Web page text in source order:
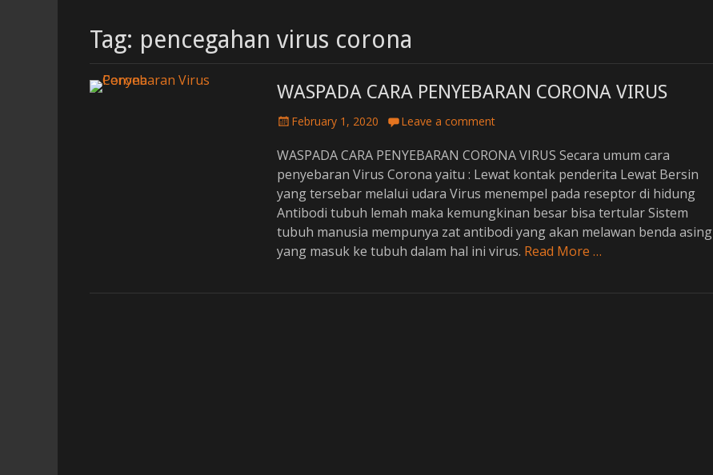
Tag: pencegahan virus corona
WASPADA CARA PENYEBARAN CORONA VIRUS
P
s
t
e
d
o
n
February 1, 2020 Leave a comment
WASPADA CARA PENYEBARAN CORONA VIRUS Secara umum cara
penyebaran Virus Corona yaitu : Lewat kontak penderita Lewat Bersin
yang tersebar melalui udara Virus menempel pada reseptor di hidung
Antibodi tubuh lemah maka kemungkinan besar bisa tertular Sistem
tubuh manusia mempunya zat antibodi yang akan melawan benda asing
yang masuk ke tubuh dalam hal ini virus. Read More …